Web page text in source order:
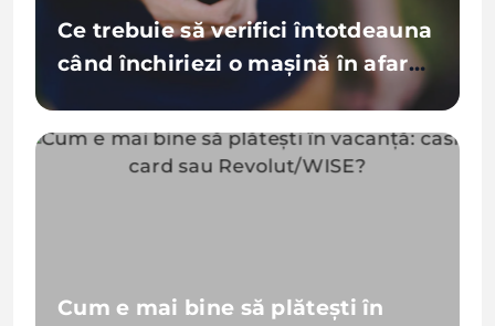
Ce trebuie să verifici întotdeauna
când închiriezi o mașină în afara
Cum e mai bine să plătești în